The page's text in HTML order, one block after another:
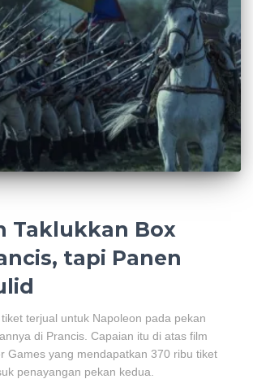
Taklukkan Box
tapi Panen
terjual untuk Napoleon pada pekan
di Prancis. Capaian itu di atas film
Games yang mendapatkan 370 ribu tiket
penayangan pekan kedua.